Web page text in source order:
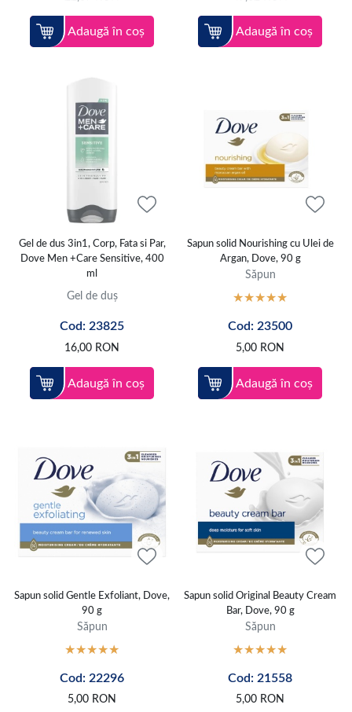
Adaugă în coș Adaugă în coș
Gel de dus 3in1, Corp, Fata si Par,
Dove Men +Care Sensitive, 400
ml
Gel de duș
Cod: 23825
16,00 RON
Adaugă în coș
Sapun solid Nourishing cu Ulei de
Argan, Dove, 90 g
Săpun
Cod: 23500
5,00 RON
Adaugă în coș
Sapun solid Gentle Exfoliant, Dove,
90 g
Săpun
Cod: 22296
5,00 RON
Sapun solid Original Beauty Cream
Bar, Dove, 90 g
Săpun
Cod: 21558
5,00 RON